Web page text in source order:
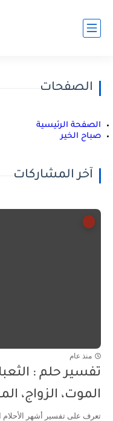
الصفحات
الصفحة الرئيسية
صباح الخير
آخر المشاركات
منذ عام
تفسير حلم :
الموت، الزواج،
تعرف على تفسير أشهر الأحلام